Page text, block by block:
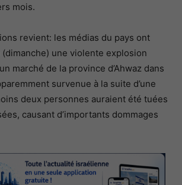
mois.
revient: les médias du pays ont
une violente explosion
marché de la province d’Ahwaz dans
survenue à la suite d’une
deux personnes auraient été tuées
causant d’importants dommages